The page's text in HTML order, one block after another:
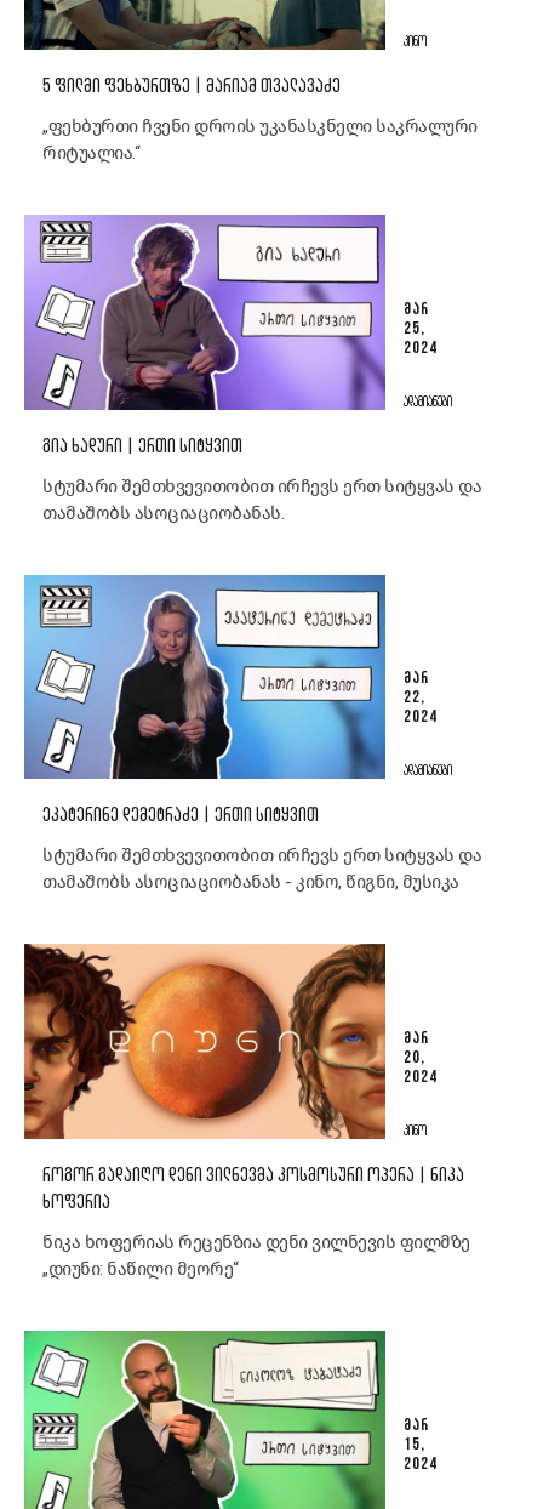
ᲙᲘᲜᲝ
5 ᲤᲘᲚᲛᲘ ᲤᲔᲮᲑᲣᲠᲗᲖᲔ | ᲛᲐᲠᲘᲐᲛ ᲗᲕᲐᲚᲐᲕᲐᲫᲔ
„ფეხბურთი ჩვენი დროის უკანასკნელი საკრალური
რიტუალია.“
ᲛᲐᲠ
25,
2024
ᲐᲓᲐᲛᲘᲐᲜᲔᲑᲘ
ᲒᲘᲐ ᲮᲐᲓᲣᲠᲘ | ᲔᲠᲗᲘ ᲡᲘᲢᲧᲕᲘᲗ
სტუმარი შემთხვევითობით ირჩევს ერთ სიტყვას და
თამაშობს ასოციაციობანას.
ᲛᲐᲠ
22,
2024
ᲐᲓᲐᲛᲘᲐᲜᲔᲑᲘ
ᲔᲙᲐᲢᲔᲠᲘᲜᲔ ᲓᲔᲛᲔᲢᲠᲐᲫᲔ | ᲔᲠᲗᲘ ᲡᲘᲢᲧᲕᲘᲗ
სტუმარი შემთხვევითობით ირჩევს ერთ სიტყვას და
თამაშობს ასოციაციობანას - კინო, წიგნი, მუსიკა
ᲛᲐᲠ
20,
2024
ᲙᲘᲜᲝ
ᲠᲝᲒᲝᲠ ᲒᲐᲓᲐᲘᲦᲝ ᲓᲔᲜᲘ ᲕᲘᲚᲜᲔᲕᲛᲐ ᲙᲝᲡᲛᲝᲡᲣᲠᲘ ᲝᲞᲔᲠᲐ | ᲜᲘᲙᲐ
ᲮᲝᲤᲔᲠᲘᲐ
ნიკა ხოფერიას რეცენზია დენი ვილნევის ფილმზე
„დიუნი: ნაწილი მეორე“
ᲛᲐᲠ
15,
2024